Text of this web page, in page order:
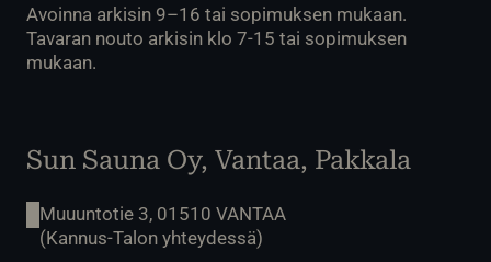
Avoinna arkisin 9–16 tai sopimuksen mukaan.
Tavaran nouto arkisin klo 7-15 tai sopimuksen
mukaan.
Sun Sauna Oy, Vantaa, Pakkala
Muuuntotie 3, 01510 VANTAA
(Kannus-Talon yhteydessä)